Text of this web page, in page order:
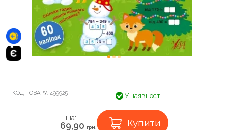
КОД ТОВАРУ: 499925 У наявності
Ціна:
69,90 грн. Купити